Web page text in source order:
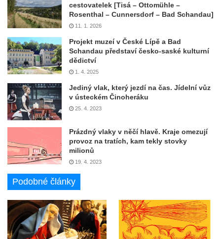
cestovatelek [Tisá – Ottomühle –
Rosenthal – Cunnersdorf – Bad Schandau]
11. 1. 2026
Projekt muzeí v České Lípě a Bad
Schandau představí česko-saské kulturní
dědictví
1. 4. 2025
Jediný vlak, který jezdí na čas. Jídelní vůz
v ústeckém Činoheráku
25. 4. 2023
Prázdný vlaky v něčí hlavě. Kraje omezují
provoz na tratích, kam tekly stovky
milionů
19. 4. 2023
Podobné články